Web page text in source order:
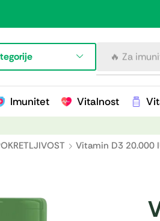
🔥 Za
Imunitet Vitalnost
Vitamin D3 20.000